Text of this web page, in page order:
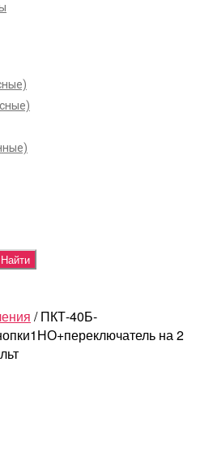
/ ПКТ-40Б-
на 2